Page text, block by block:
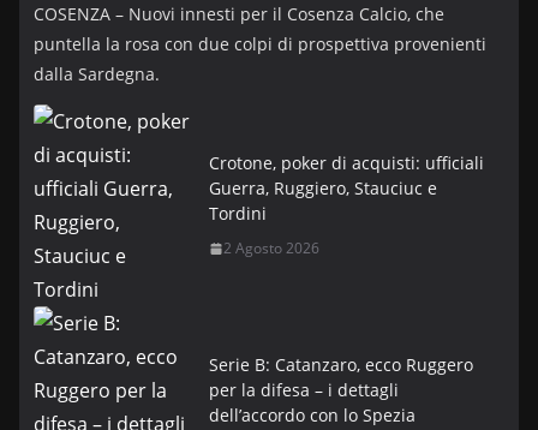
COSENZA – Nuovi innesti per il Cosenza Calcio, che
puntella la rosa con due colpi di prospettiva provenienti
dalla Sardegna.
Crotone, poker di acquisti: ufficiali
Guerra, Ruggiero, Stauciuc e
Tordini
2 Agosto 2026
Serie B: Catanzaro, ecco Ruggero
per la difesa – i dettagli
dell’accordo con lo Spezia